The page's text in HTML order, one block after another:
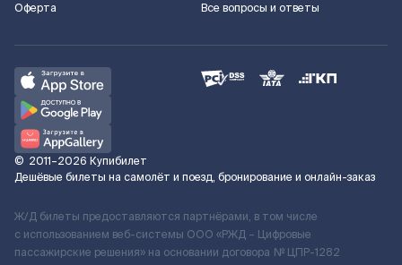
Оферта
Все вопросы и ответы
© 2011–2026 Купибилет
Дешёвые билеты на самолёт и поезд, бронирование и онлайн-заказ
Ж/Д билеты предоставляются партнёрами, в том числе
с использованием веб-системы ООО «РЖД – Цифровые
пассажирские решения» на основании договора № ЦПР-1282